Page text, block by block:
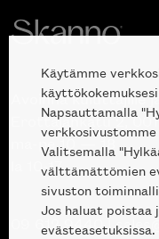
Avoinna kuluttajille
Erottajankatu 2,
ma-pe 10 — 18
la 10-17
09 612 9440|
Käytämme
Napsauttamalla
Valitsemalla
välttämättömien
sivuston
Jos haluat
evästeasetuksissa.